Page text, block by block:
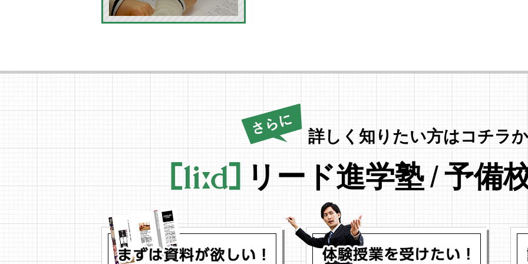
詳しく知りたい方はコチラ
リード進学塾/予備